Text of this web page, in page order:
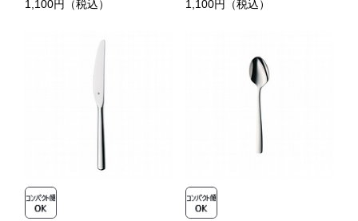
1,100円（税込） 1,100円（税込）